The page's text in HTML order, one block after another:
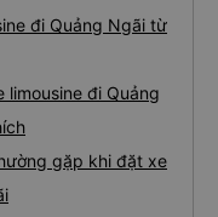
đi Quảng Ngãi từ
limousine đi Quảng
gặp khi đặt xe